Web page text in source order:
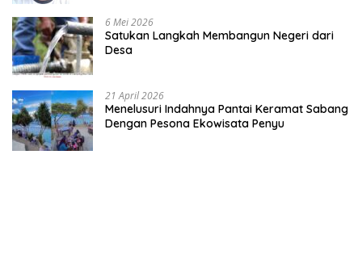
6 Mei 2026
Satukan Langkah Membangun Negeri dari
Desa
21 April 2026
Menelusuri Indahnya Pantai Keramat Sabang
Dengan Pesona Ekowisata Penyu